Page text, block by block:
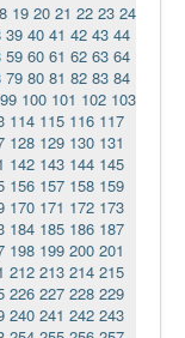
19 20 21 22 23 24
39 40 41 42 43 44
59 60 61 62 63 64
79 80 81 82 83 84
99 100 101 102 103
114 115 116 117
128 129 130 131
142 143 144 145
156 157 158 159
170 171 172 173
184 185 186 187
198 199 200 201
212 213 214 215
226 227 228 229
240 241 242 243